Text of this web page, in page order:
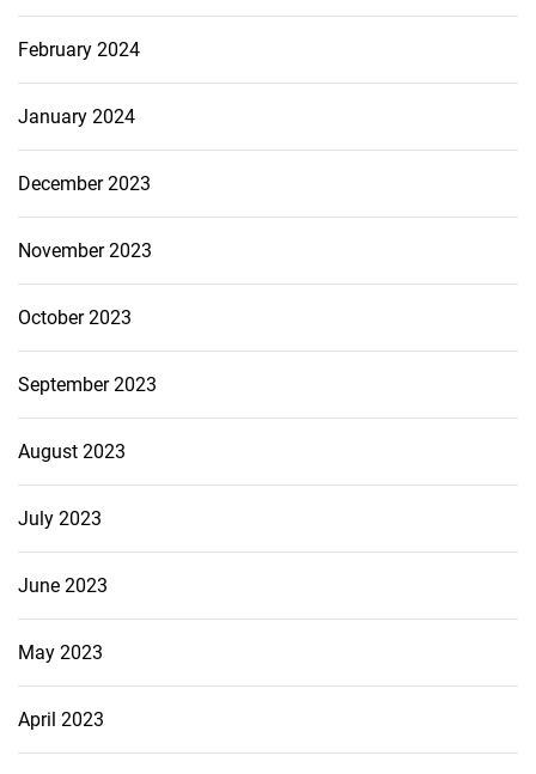
February 2024
January 2024
December 2023
November 2023
October 2023
September 2023
August 2023
July 2023
June 2023
May 2023
April 2023